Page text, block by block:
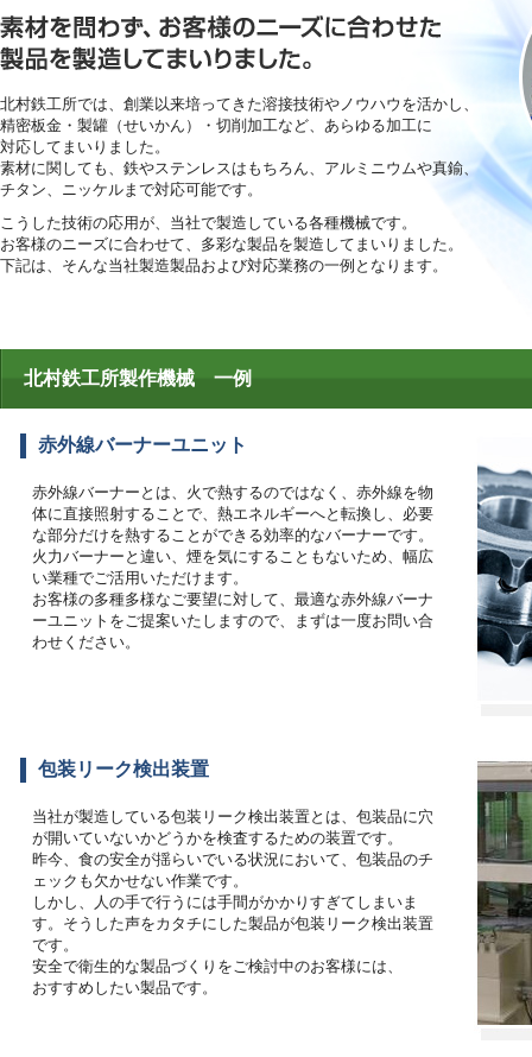
北村鉄工所では、創業以来培ってきた溶接技術やノウハウを活かし、
精密板金・製罐（せいかん）・切削加工など、あらゆる加工に
対応してまいりました。
素材に関しても、鉄やステンレスはもちろん、アルミニウムや真鍮、
チタン、ニッケルまで対応可能です。
こうした技術の応用が、当社で製造している各種機械です。
お客様のニーズに合わせて、多彩な製品を製造してまいりました。
下記は、そんな当社製造製品および対応業務の一例となります。
北村鉄工所製作機械 一例
赤外線バーナーユニット
赤外線バーナーとは、火で熱するのではなく、赤外線を物
体に直接照射することで、熱エネルギーへと転換し、必要
な部分だけを熱することができる効率的なバーナーです。
火力バーナーと違い、煙を気にすることもないため、幅広
い業種でご活用いただけます。
お客様の多種多様なご要望に対して、最適な赤外線バーナ
ーユニットをご提案いたしますので、まずは一度お問い合
わせください。
包装リーク検出装置
当社が製造している包装リーク検出装置とは、包装品に穴
が開いていないかどうかを検査するための装置です。
昨今、食の安全が揺らいでいる状況において、包装品のチ
ェックも欠かせない作業です。
しかし、人の手で行うには手間がかかりすぎてしまいま
す。そうした声をカタチにした製品が包装リーク検出装置
です。
安全で衛生的な製品づくりをご検討中のお客様には、
おすすめしたい製品です。